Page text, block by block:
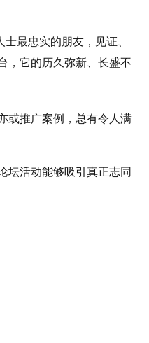
最忠实的朋友，见证、
，它的历久弥新、长盛不
或推广案例，总有令人满
坛活动能够吸引真正志同